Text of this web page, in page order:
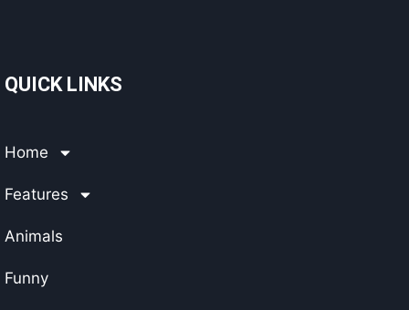
QUICK LINKS
Home
Features
Animals
Funny